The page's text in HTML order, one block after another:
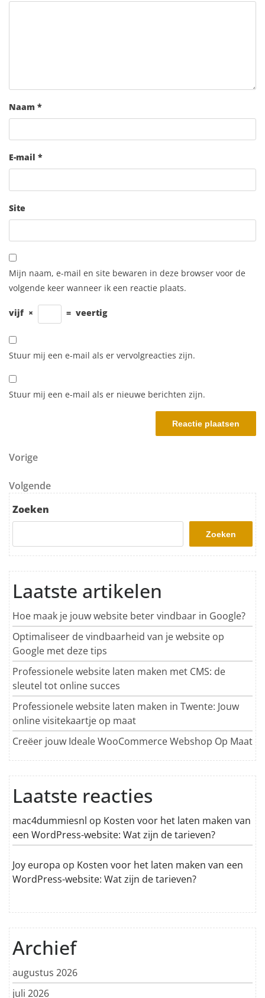
Naam *
E-mail *
Site
Mijn naam, e-mail en site bewaren in deze browser voor de
volgende keer wanneer ik een reactie plaats.
vijf × = veertig
Stuur mij een e-mail als er vervolgreacties zijn.
Stuur mij een e-mail als er nieuwe berichten zijn.
Berichtnavigatie
Vorig bericht
Vorige
Volgend bericht
Volgende
Zoeken
Zoeken
Laatste artikelen
Hoe maak je jouw website beter vindbaar in Google?
Optimaliseer de vindbaarheid van je website op
Google met deze tips
Professionele website laten maken met CMS: de
sleutel tot online succes
Professionele website laten maken in Twente: Jouw
online visitekaartje op maat
Creëer jouw Ideale WooCommerce Webshop Op Maat
Laatste reacties
mac4dummiesnl op Kosten voor het laten maken van
een WordPress-website: Wat zijn de tarieven?
Joy europa op Kosten voor het laten maken van een
WordPress-website: Wat zijn de tarieven?
Archief
augustus 2026
juli 2026